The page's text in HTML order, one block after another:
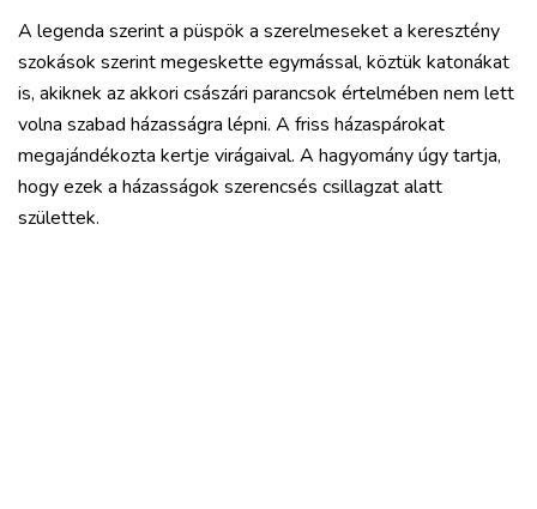
A legenda szerint a püspök a szerelmeseket a keresztény
szokások szerint megeskette egymással, köztük katonákat
is, akiknek az akkori császári parancsok értelmében nem lett
volna szabad házasságra lépni. A friss házaspárokat
megajándékozta kertje virágaival. A hagyomány úgy tartja,
hogy ezek a házasságok szerencsés csillagzat alatt
születtek.